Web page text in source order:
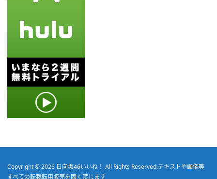
Copyright © 2026 日向坂46いいね！ All Rights Reserved.テキストや画像等
すべての転載転用販売を固く禁じます